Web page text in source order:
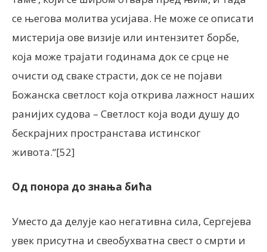
се његова молитва усијава. Не може се описати
мистерија ове визије или интензитет борбе,
која може трајати годинама док се срце не
очисти од сваке страсти, док се не појави
Божанска светлост која открива лажност наших
ранијих судова – Светлост која води душу до
бескрајних пространстава истинског
живота.“[52]
Од понора до знања бића
Уместо да делује као негативна сила, Сергејева
увек присутна и свеобухватна свест о смрти и